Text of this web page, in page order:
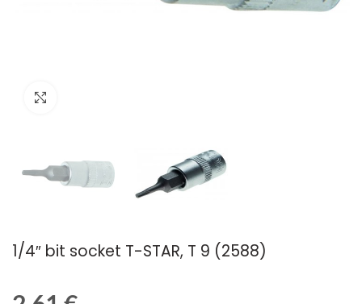
1/4″ bit socket T-STAR, T 9 (2588)